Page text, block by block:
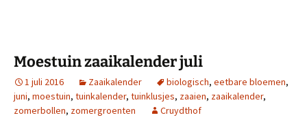
k
s
t
Moestuin zaaikalender juli
1 juli 2016 Zaaikalender biologisch, eetbare bloemen,
juni, moestuin, tuinkalender, tuinklusjes, zaaien, zaaikalender,
zomerbollen, zomergroenten Cruydthof